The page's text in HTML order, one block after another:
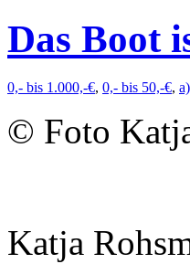
Das Boot
0,- bis 1.000,-€, 0,- bis 50,-€,
© Foto
Katja